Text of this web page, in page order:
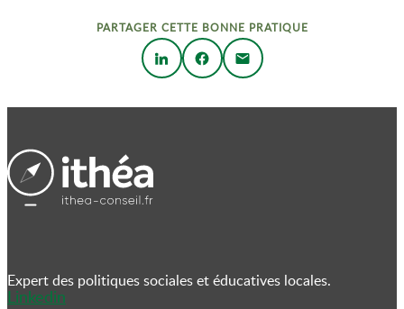
PARTAGER CETTE BONNE PRATIQUE
Expert des politiques sociales et éducatives locales.
Linkedin